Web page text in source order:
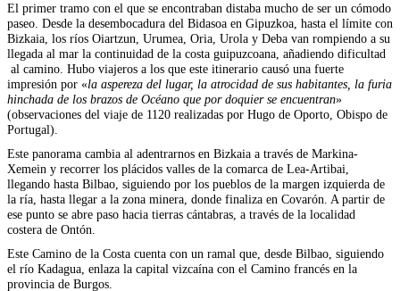
El primer tramo con el que se encontraban distaba mucho de ser un cómodo
paseo. Desde la desembocadura del Bidasoa en Gipuzkoa, hasta el límite con
Bizkaia, los ríos Oiartzun, Urumea, Oria, Urola y Deba van rompiendo a su
llegada al mar la continuidad de la costa guipuzcoana, añadiendo dificultad
al camino. Hubo viajeros a los que este itinerario causó una fuerte
impresión por «la aspereza del lugar, la atrocidad de sus habitantes, la furia
hinchada de los brazos de Océano que por doquier se encuentran»
(observaciones del viaje de 1120 realizadas por Hugo de Oporto, Obispo de
Portugal).
Este panorama cambia al adentrarnos en Bizkaia a través de Markina-
Xemein y recorrer los plácidos valles de la comarca de Lea-Artibai,
llegando hasta Bilbao, siguiendo por los pueblos de la margen izquierda de
la ría, hasta llegar a la zona minera, donde finaliza en Covarón. A partir de
ese punto se abre paso hacia tierras cántabras, a través de la localidad
costera de Ontón.
Este Camino de la Costa cuenta con un ramal que, desde Bilbao, siguiendo
el río Kadagua, enlaza la capital vizcaína con el Camino francés en la
provincia de Burgos.